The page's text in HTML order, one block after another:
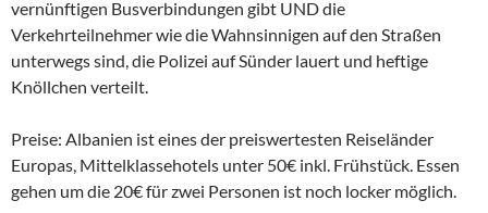
vernünftigen Busverbindungen gibt UND die
Verkehrteilnehmer wie die Wahnsinnigen auf den Straßen
unterwegs sind, die Polizei auf Sünder lauert und heftige
Knöllchen verteilt.
Preise: Albanien ist eines der preiswertesten Reiseländer
Europas, Mittelklassehotels unter 50€ inkl. Frühstück. Essen
gehen um die 20€ für zwei Personen ist noch locker möglich.